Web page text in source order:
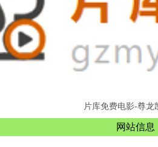
片库免费电影-尊龙
网站信息